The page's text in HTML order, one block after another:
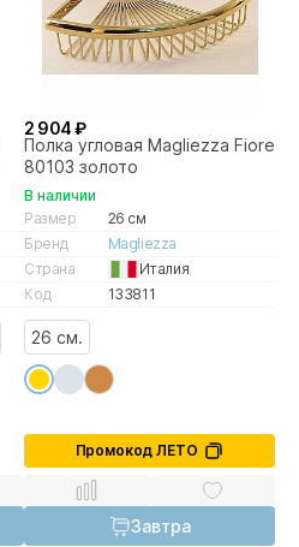
2 904 ₽
Полка угловая Magliezza Fiore
80103 золото
В наличии
Размер
26 см
Бренд
Magliezza
Страна
Италия
Код
133811
26 см.
Промокод ЛЕТО
Завтра